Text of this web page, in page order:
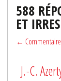
588
ET
←
J.-C.